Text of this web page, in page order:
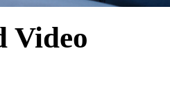
Video